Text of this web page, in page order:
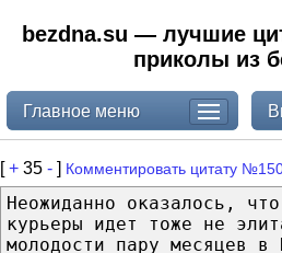
bezdna.su — лучшие
приколы из
Главное меню
[+ 35 - ] Комментировать цитату
Неожиданно оказалось,
курьеры идет тоже не
молодости пару месяцев в